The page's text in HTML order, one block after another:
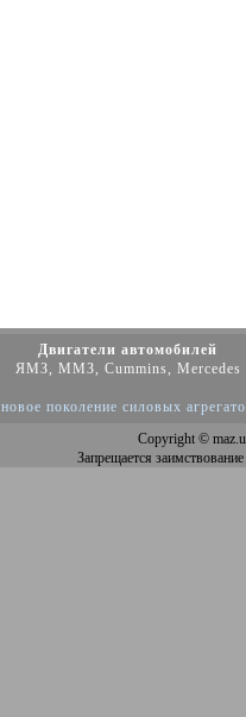
Двигатели автомобилей
ЯМЗ, ММЗ, Cummins, Mercedes
новое поколение силовых
Copyright©
Запрещается